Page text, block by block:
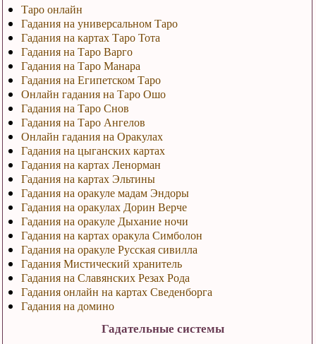
Таро онлайн
Гадания на универсальном Таро
Гадания на картах Таро Тота
Гадания на Таро Варго
Гадания на Таро Манара
Гадания на Египетском Таро
Онлайн гадания на Таро Ошо
Гадания на Таро Снов
Гадания на Таро Ангелов
Онлайн гадания на Оракулах
Гадания на цыганских картах
Гадания на картах Ленорман
Гадания на картах Эльтины
Гадания на оракуле мадам Эндоры
Гадания на оракулах Дорин Верче
Гадания на оракуле Дыхание ночи
Гадания на картах оракула Симболон
Гадания на оракуле Русская сивилла
Гадания Мистический хранитель
Гадания на Славянских Резах Рода
Гадания онлайн на картах Сведенборга
Гадания на домино
Гадательные системы